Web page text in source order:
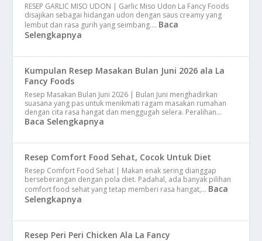
RESEP GARLIC MISO UDON | Garlic Miso Udon La Fancy Foods
disajikan sebagai hidangan udon dengan saus creamy yang
lembut dan rasa gurih yang seimbang.… Baca
Selengkapnya
Kumpulan Resep Masakan Bulan Juni 2026 ala La
Fancy Foods
Resep Masakan Bulan Juni 2026 | Bulan Juni menghadirkan
suasana yang pas untuk menikmati ragam masakan rumahan
dengan cita rasa hangat dan menggugah selera. Peralihan…
Baca Selengkapnya
Resep Comfort Food Sehat, Cocok Untuk Diet
Resep Comfort Food Sehat | Makan enak sering dianggap
berseberangan dengan pola diet. Padahal, ada banyak pilihan
comfort food sehat yang tetap memberi rasa hangat,… Baca
Selengkapnya
Resep Peri Peri Chicken Ala La Fancy